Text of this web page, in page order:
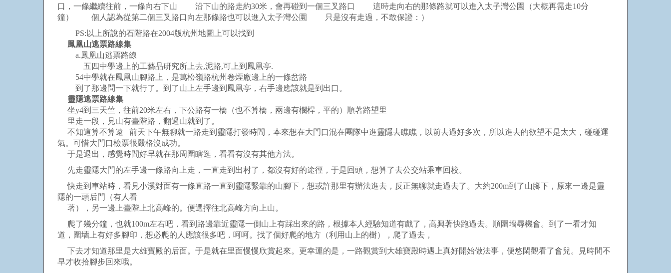
口，一條繼續往前，一條向右下山 沿下山的路走約30米，會再碰到一個三叉路口 這時走向右的那條路就可以進入太子灣公園（大概再需走10分
鐘） 個人認為從第二個三叉路口向左那條路也可以進入太子灣公園 只是沒有走過，不敢保證：）
PS:以上所說的石階路在2004版杭州地圖上可以找到
鳳凰山逃票路線集
a.鳳凰山逃票路線
五四中學邊上的工藝品研究所上去,泥路,可上到鳳凰亭.
54中學就在鳳凰山腳路上，是萬松嶺路杭州卷煙廠邊上的一條岔路
到了那邊問一下就行了。到了山上左手邊到鳳凰亭，右手邊應該就是到出口。
靈隱逃票路線集
坐y4到三天竺，往前20米左右，下公路有一橋（也不算橋，兩邊有欄桿，平的）順著路望里
里走一段，見山有臺階路，翻過山就到了。
不知這算不算遠 前天下午無聊就一路走到靈隱打發時間，本來想在大門口混在團隊中進靈隱去瞧瞧，以前去過好多次，所以進去的欲望不是太大，碰碰運
氣。可惜大門口檢票很嚴格沒成功。
于是退出，感覺時間好早就在那周圍瞎逛，看看有沒有其他方法。
先走靈隱大門的左手邊一條路向上走，一直走到出村了，都沒有好的途徑，于是回頭，想算了去公交站乘車回校。
快走到車站時，看見小溪對面有一條直路一直到靈隱緊靠的山腳下，想或許那里有辦法進去，反正無聊就走過去了。大約200m到了山腳下，原來一邊是靈
隱的一頭后門（有人看
著），另一邊上臺階上北高峰的。便選擇往北高峰方向上山。
爬了幾分鐘，也就100m左右吧，看到路邊靠近靈隱一側山上有踩出來的路，根據本人經驗知道有戲了，高興著快跑過去。順圍墻尋機會。到了一看才知
道，圍墻上有好多腳印，想必爬的人應該很多吧，呵呵。找了個好爬的地方（利用山上的樹），爬了過去，
下去才知道那里是大雄寶殿的后面。于是就在里面慢慢欣賞起來。更幸運的是，一路觀賞到大雄寶殿時遇上真好開始做法事，便悠閑觀看了會兒。見時間不
早才收拾腳步回來哦。